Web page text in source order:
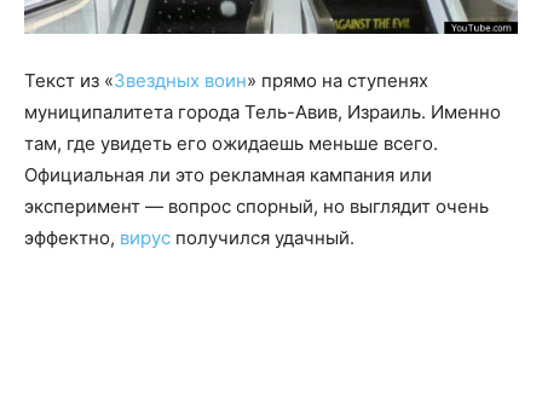
Текст из «Звездных воин» прямо на ступенях
муниципалитета города Тель-Авив, Израиль. Именно
там, где увидеть его ожидаешь меньше всего.
Официальная ли это рекламная кампания или
эксперимент — вопрос спорный, но выглядит очень
эффектно, вирус получился удачный.